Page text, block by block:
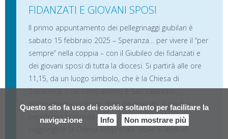
Questo sito fa uso dei cookie soltanto per facilitare la
navigazione
Info Non mostrare più
FIDANZATI E GIOVANI SPOSI
Il primo appuntamento dei pellegrinaggi giubilari è
sabato 15 febbraio 2025 – Speranza… per vivere il “per
sempre” nella coppia – con il Giubileo dei fidanzati e
dei giovani sposi di tutta la diocesi. Si partirà alle ore
11,15, da un luogo simbolo, che è la Chiesa di
Salvaterra, il cui compatrono è San Valentino,
notoriamente custode degli innamorati. A piedi si
percorrerà la strada fino al centro di Badia per
raggiungere la Chiesa Arcipretale, dove si vivrà un